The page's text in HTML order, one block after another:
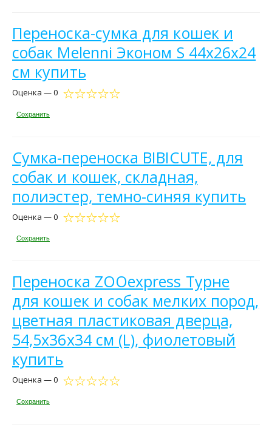
Переноска-сумка для кошек и
собак Melenni Эконом S 44х26х24
см купить
Оценка — 0
Сохранить
Сумка-переноска BIBICUTE, для
собак и кошек, складная,
полиэстер, темно-синяя купить
Оценка — 0
Сохранить
Переноска ZOOexpress Турне
для кошек и собак мелких пород,
цветная пластиковая дверца,
54,5х36х34 см (L), фиолетовый
купить
Оценка — 0
Сохранить